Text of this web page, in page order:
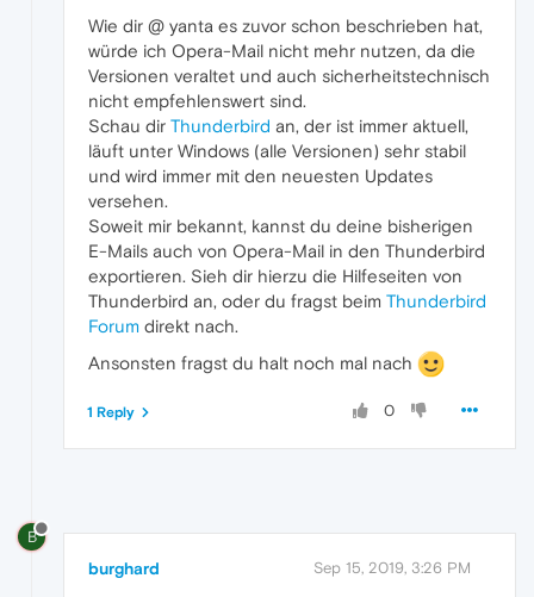
Wie dir @ yanta es zuvor schon beschrieben hat,
würde ich Opera-Mail nicht mehr nutzen, da die
Versionen veraltet und auch sicherheitstechnisch
nicht empfehlenswert sind.
Schau dir Thunderbird an, der ist immer aktuell,
läuft unter Windows (alle Versionen) sehr stabil
und wird immer mit den neuesten Updates
versehen.
Soweit mir bekannt, kannst du deine bisherigen
E-Mails auch von Opera-Mail in den Thunderbird
exportieren. Sieh dir hierzu die Hilfeseiten von
Thunderbird an, oder du fragst beim Thunderbird
Forum direkt nach.
Ansonsten fragst du halt noch mal nach
0
1 Reply
B
burghard Sep 15, 2019, 3:26 PM